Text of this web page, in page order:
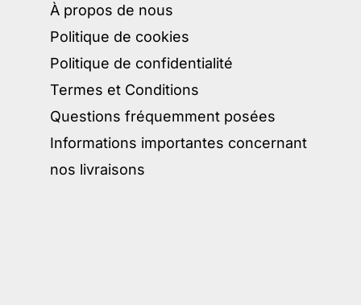
À propos de nous
Politique de cookies
Politique de confidentialité
Termes et Conditions
Questions fréquemment posées
Informations importantes concernant
nos livraisons​